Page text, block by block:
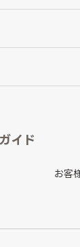
愛媛
宮崎
イド
お客